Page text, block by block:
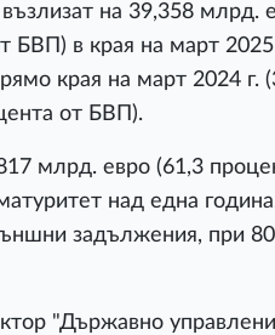
на 39,358 млрд.
БВП) в края на март 2025
края на март 2024 г.
от БВП).
млрд. евро (61,3
над една
задължения, при
"Държавно